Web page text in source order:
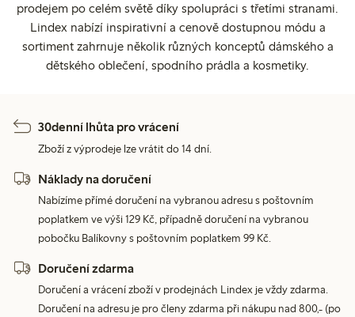
prodejem po celém světě díky spolupráci s třetími stranami.
Lindex nabízí inspirativní a cenově dostupnou módu a
sortiment zahrnuje několik různých konceptů dámského a
dětského oblečení, spodního prádla a kosmetiky.
30denní lhůta pro vrácení
Zboží z výprodeje lze vrátit do 14 dní.
Náklady na doručení
Nabízíme přímé doručení na vybranou adresu s poštovním
poplatkem ve výši 129 Kč, případně doručení na vybranou
pobočku Balíkovny s poštovním poplatkem 99 Kč.
Doručení zdarma
Doručení a vrácení zboží v prodejnách Lindex je vždy zdarma.
Doručení na adresu je pro členy zdarma při nákupu nad 800,- (po